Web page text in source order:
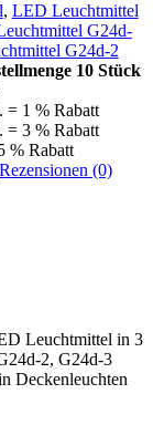
, LED Leuchtmittel
G24d-
G24d-2
10 Stück
= 1 % Rabatt
= 3 % Rabatt
% Rabatt
Rezensionen (0)
Leuchtmittel in 3
2, G24d-3
Deckenleuchten